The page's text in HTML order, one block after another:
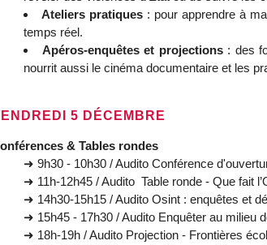
Ateliers pratiques : pour apprendre à
temps réel.
Apéros-enquêtes et projections: des
nourrit aussi le cinéma documentaire et les
5 DÉCEMBRE
& Tables rondes
➜ 9h30 - 10h30 / Audito Conférence
➜ 11h-12h45 / Audito Table ronde - Que fait
➜ 14h30-15h15 / Audito Osint : enquêtes et
➜ 15h45 - 17h30 / Audito Enquêter au milieu
➜ 18h-19h / Audito Projection - Frontières